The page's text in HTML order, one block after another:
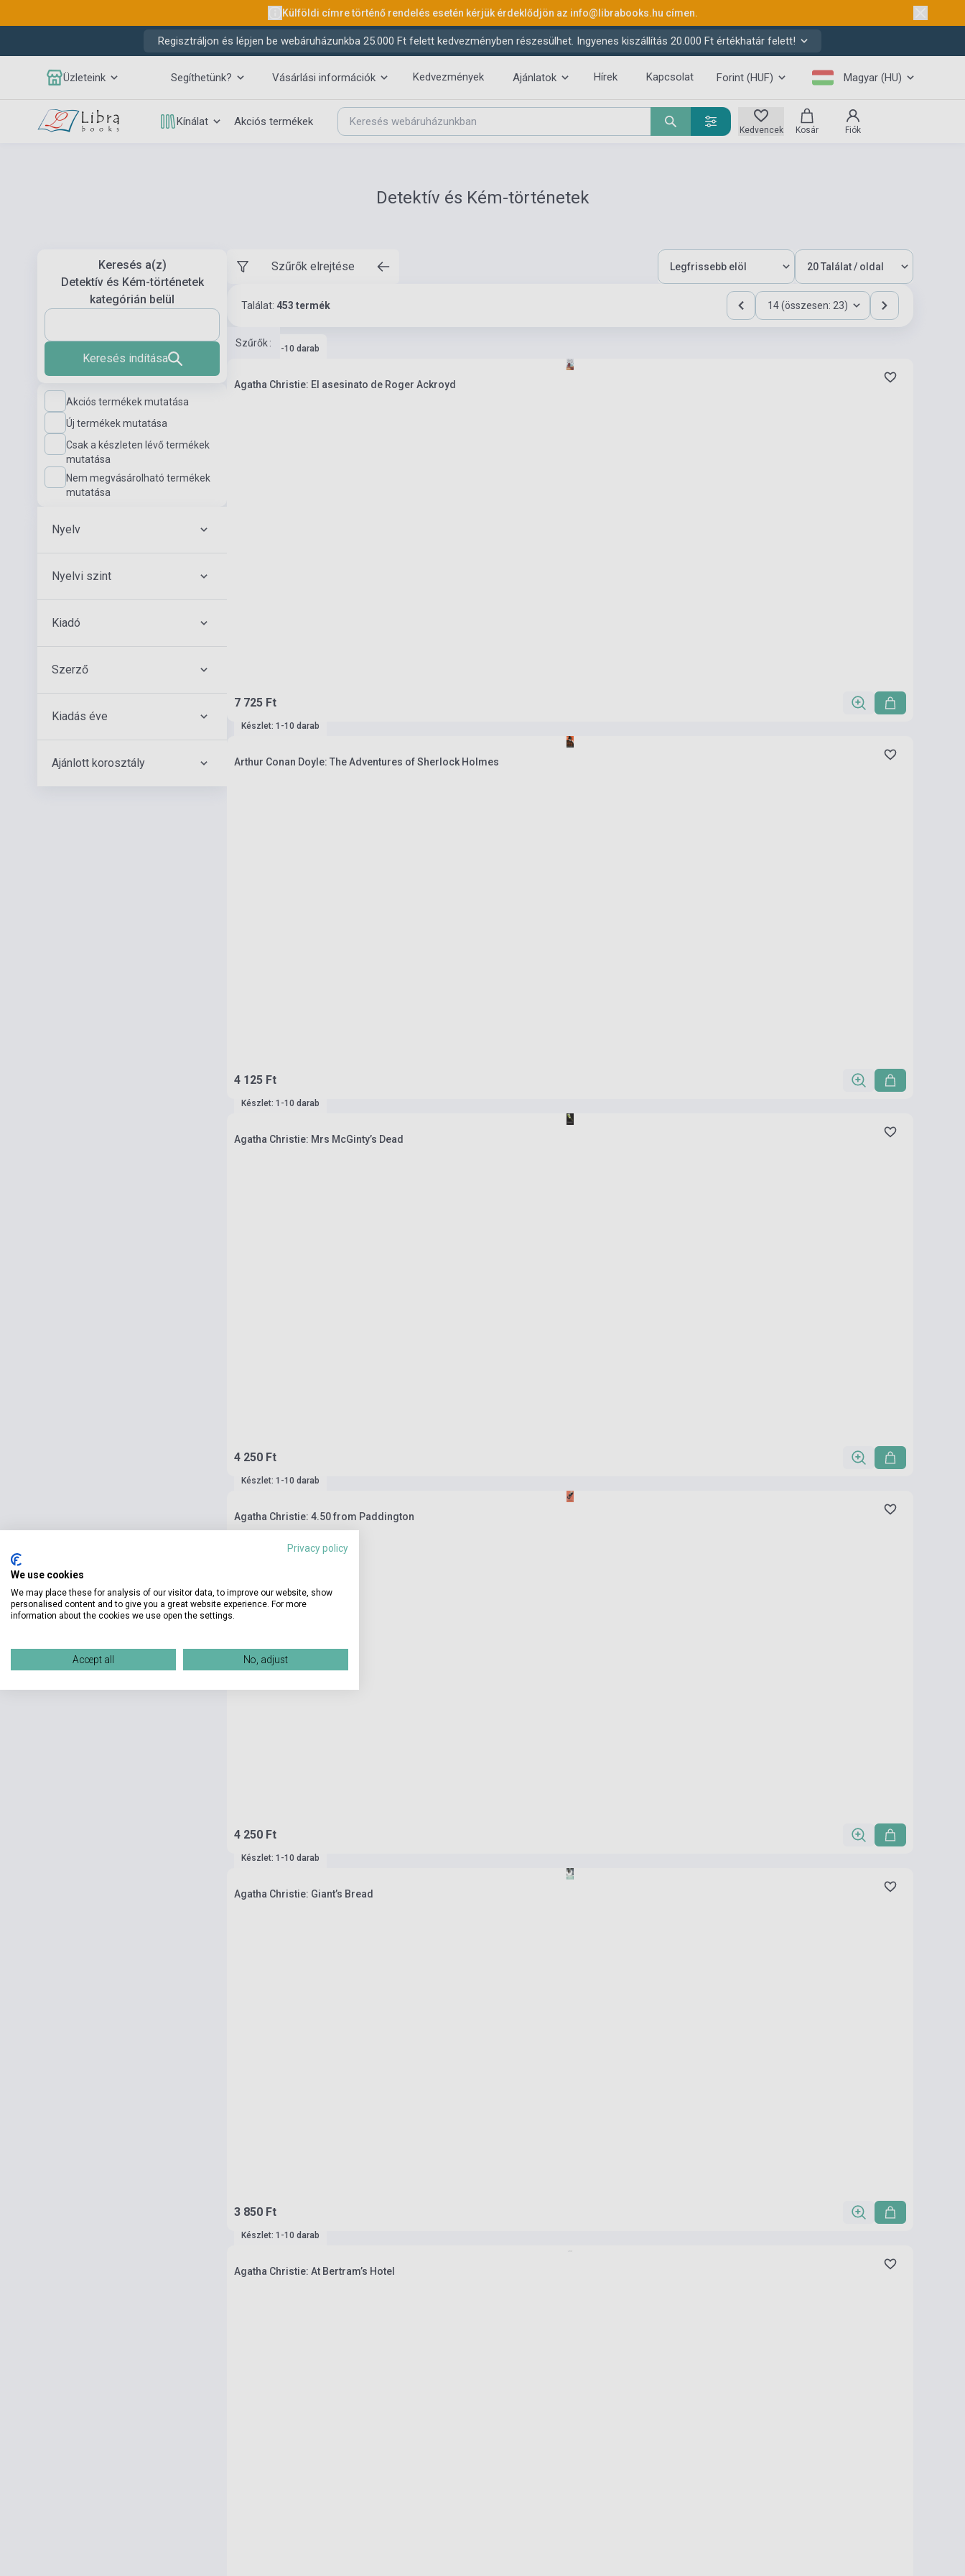
Külföldi címre történő rendelés esetén kérjük érdeklődjön az info@librabooks.hu címen.
Regisztráljon és lépjen be webáruházunkba 25.000 Ft felett kedvezményben részesülhet. Ingyenes kiszállítás 20.000 Ft értékhatár felett!
Üzleteink Segíthetünk? Vásárlási információk Kedvezmények Ajánlatok Hírek Kapcsolat Forint (HUF) Magyar (HU)
Kínálat Akciós termékek
Kedvencek Kosár Fiók
Detektív és Kém-történetek
Keresés a(z)
Detektív és Kém-történetek
kategórián belül
Keresés indítása
Akciós termékek mutatása
Új termékek mutatása
Csak a készleten lévő termékek
mutatása
Nem megvásárolható termékek
mutatása
Nyelv
Nyelvi szint
Kiadó
Szerző
Kiadás éve
Ajánlott korosztály
Szűrők elrejtése
Találat: 453 termék 14 (összesen: 23)
Szűrők:
Készlet: 1-10 darab
Agatha Christie: El asesinato de Roger Ackroyd
7 725 Ft
Készlet: 1-10 darab
Arthur Conan Doyle: The Adventures of Sherlock Holmes
4 125 Ft
Készlet: 1-10 darab
Agatha Christie: Mrs McGinty’s Dead
4 250 Ft
Készlet: 1-10 darab
Agatha Christie: 4.50 from Paddington
4 250 Ft
Készlet: 1-10 darab
Agatha Christie: Giant’s Bread
3 850 Ft
Készlet: 1-10 darab
Agatha Christie: At Bertram’s Hotel
Privacy policy
We use cookies
We may place these for analysis of our visitor data, to improve our website, show
personalised content and to give you a great website experience. For more
information about the cookies we use open the settings.
Accept all No, adjust